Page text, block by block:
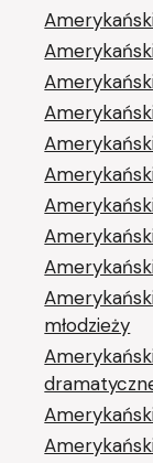
młodzieży